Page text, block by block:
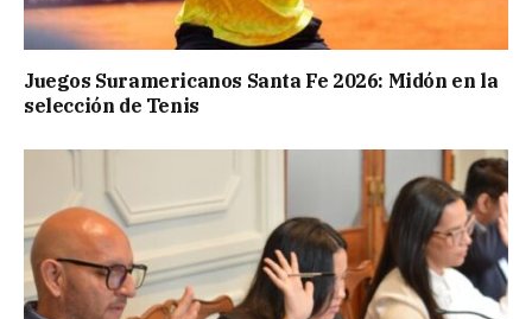
Juegos Suramericanos Santa Fe 2026: Midón en la
selección de Tenis